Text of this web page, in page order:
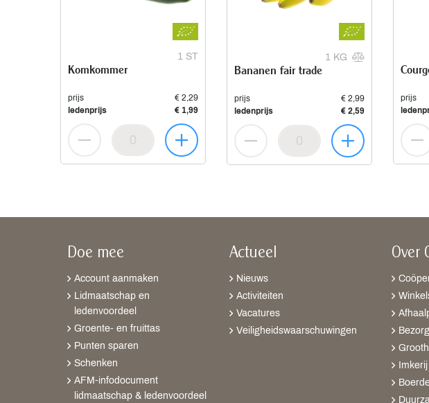
1 ST
Komkommer
prijs
€ 2,29
ledenprijs
€ 1,99
1 KG
Bananen fair trade
prijs
€ 2,99
ledenprijs
€ 2,59
prijs
Doe mee
Account aanmaken
Lidmaatschap en
ledenvoordeel
Groente- en fruittas
Punten sparen
Schenken
AFM-infodocument
lidmaatschap & ledenvoordeel
Actueel
Nieuws
Activiteiten
Vacatures
Veiligheidswaarschuwingen
Over
Imkerij